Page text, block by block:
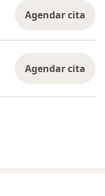
Agendar cita
Agendar cita